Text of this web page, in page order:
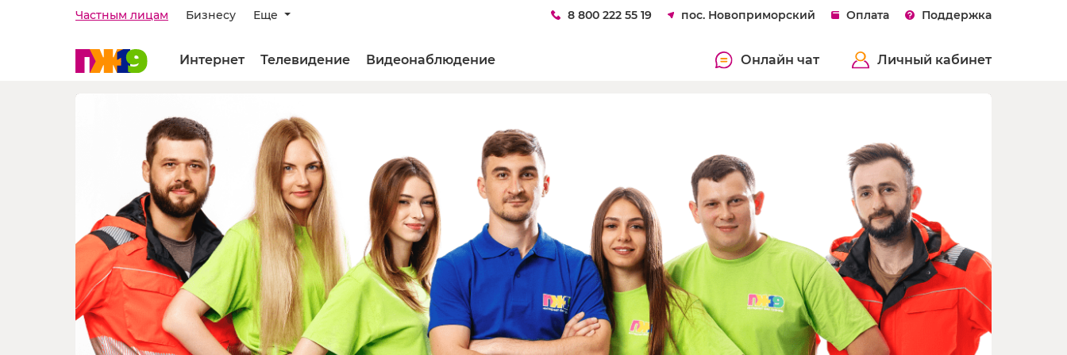
Частным лицам Бизнесу Еще 8 800 222 55 19 пос. Новоприморский Оплата Поддержка
Интернет Телевидение Видеонаблюдение Онлайн чат Личный кабинет